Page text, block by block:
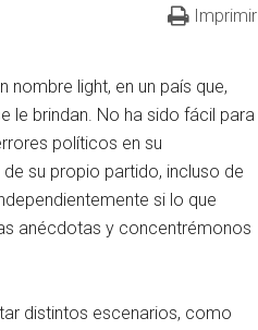
Imprimir
light, en un país que,
le brindan. No ha sido fácil para
políticos en su
su propio partido, incluso de
si lo que
anécdotas y concentrémonos
distintos escenarios, como